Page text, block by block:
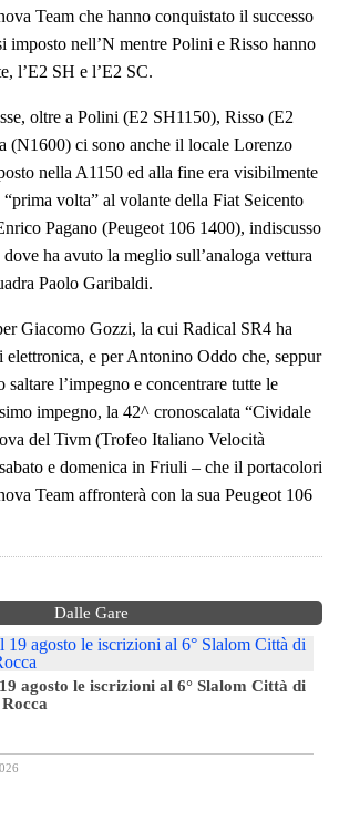
Team che hanno conquistato il successo
imposto nell’N mentre Polini e Risso hanno
l’E2 SH e l’E2 SC.
oltre a Polini (E2 SH1150), Risso (E2
(N1600) ci sono anche il locale Lorenzo
nella A1150 ed alla fine era visibilmente
volta” al volante della Fiat Seicento
Pagano (Peugeot 106 1400), indiscusso
ha avuto la meglio sull’analoga vettura
Paolo Garibaldi.
Giacomo Gozzi, la cui Radical SR4 ha
elettronica, e per Antonino Oddo che, seppur
saltare l’impegno e concentrare tutte le
impegno, la 42^ cronoscalata “Cividale
del Tivm (Trofeo Italiano Velocità
e domenica in Friuli – che il portacolori
Team affronterà con la sua Peugeot 106
Dalle Gare
agosto le iscrizioni al 6° Slalom Città di